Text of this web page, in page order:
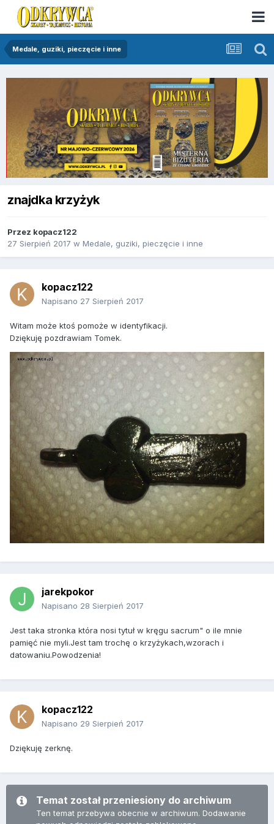
Medale, guziki, pieczęcie i inne
znajdka krzyżyk
Przez kopacz122
27 Sierpień 2017 w Medale, guziki, pieczęcie i inne
kopacz122
Napisano 27 Sierpień 2017
Witam może ktoś pomoże w identyfikacji.
Dziękuję pozdrawiam Tomek.
jarekpokor
Napisano 28 Sierpień 2017
Jest taka stronka która nosi tytuł w kręgu sacrum" o ile mnie
pamięć nie myli.Jest tam trochę o krzyżykach,wzorach i
datowaniu.Powodzenia!
kopacz122
Napisano 29 Sierpień 2017
Dziękuję zerknę.
Temat został przeniesiony do archiwum
Ten temat przebywa obecnie w archiwum. Dodawanie